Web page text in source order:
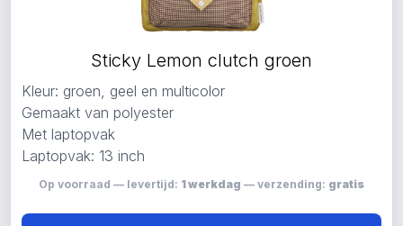
Sticky Lemon clutch groen
Kleur: groen, geel en multicolor
Gemaakt van polyester
Met laptopvak
Laptopvak: 13 inch
Op voorraad — levertijd: 1 werkdag — verzending: gratis